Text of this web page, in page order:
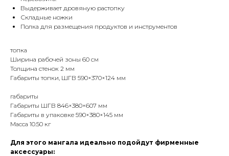
Выдерживает дровяную растопку
Складные ножки
Полка для размещения продуктов и инструментов
топка
Ширина рабочей зоны 60 см
Толщина стенок 2 мм
Габариты топки, ШГВ 590×370×124 мм
габариты
Габариты ШГВ 846×380×607 мм
Габариты в упаковке 590×380×145 мм
Масса 10.50 кг
Для этого мангала идеально подойдут фирменные
аксессуары: